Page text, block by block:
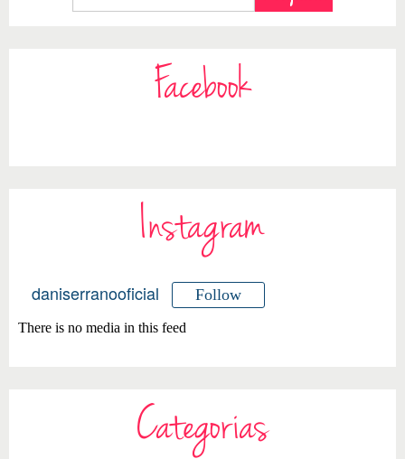
Facebook
Instagram
daniserranooficial Follow
There is no media in this feed
Categorias